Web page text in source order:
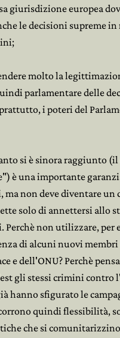
giurisdizione europea
le decisioni supreme
molto la
parlamentare delle
i poteri del
si è sinora raggiunto (il
è una importante
ma non deve diventare un
solo di annettersi allo
Perchè non utilizzare, per
di alcuni nuovi
e dell'ONU? Perchè
gli stessi crimini contro
hanno sfigurato le
quindi flessibilità,
che si comunitarizzino